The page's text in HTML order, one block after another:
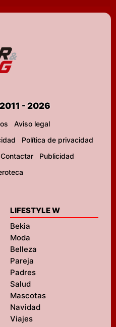
- 2026
Aviso legal
Política de privacidad
Contactar
Publicidad
LIFESTYLE W
Bekia
Moda
Belleza
Pareja
Padres
Salud
Mascotas
Navidad
Viajes